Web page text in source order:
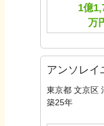
1億
万
アンソレイ
東京都 文京区
築25年